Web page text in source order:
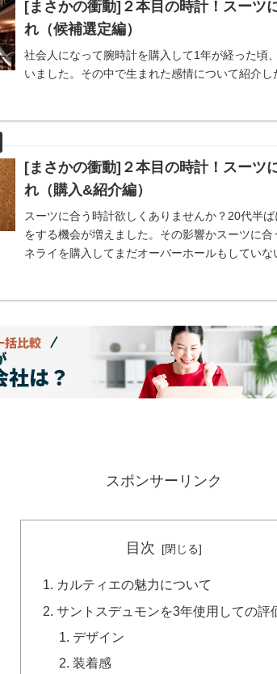
[まさかの衝動]２本目の時計！スーツ
れ（候補選定編）
社会人になって腕時計を購入して1年が経った頃
いました。その中で生まれた感情について紹介し
[まさかの衝動]２本目の時計！スーツ
れ（購入&紹介編）
スーツに合う時計欲しくありませんか？20代半
をする機会が増えました。その影響かスーツに
ネライを購入してまだオーバーホールもしてい
スポンサーリンク
目次
カルティエの魅力について
サントスデュモンを3年使用しての評
デザイン
装着感